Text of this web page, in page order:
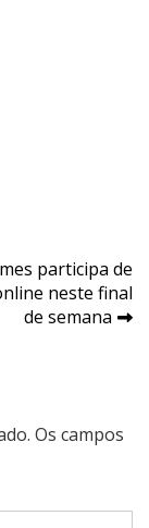
participa de
neste final
de semana
Os campos